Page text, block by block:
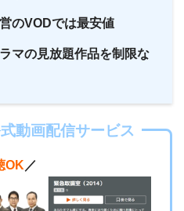
のVODでは最安値
マの見放題作品を制限な
動画配信サービス
OK ／